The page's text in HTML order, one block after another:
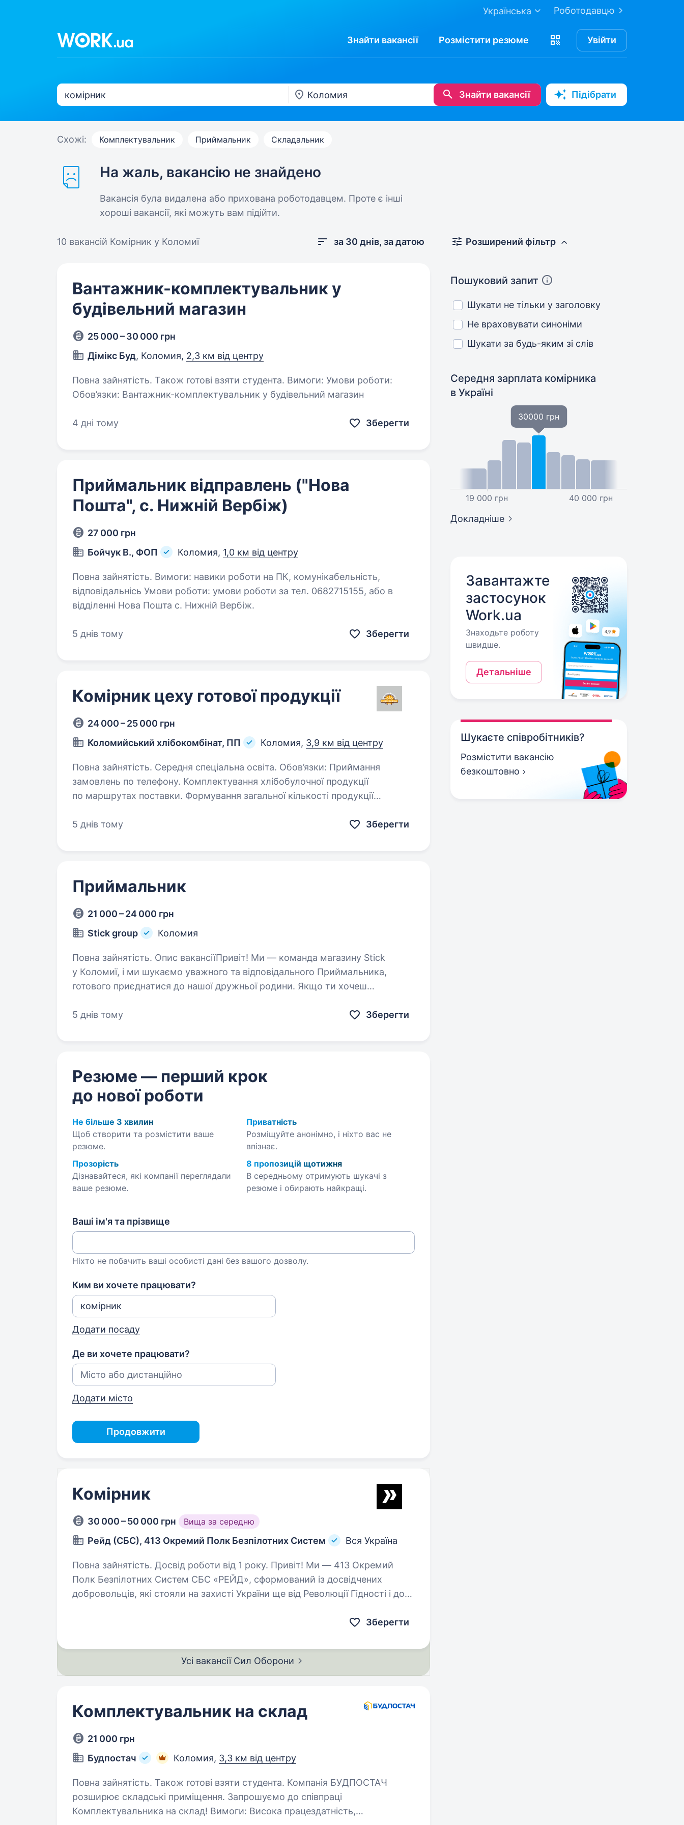
Роботодавцю
Українська
Знайти вакансії Розмістити резюме Увійти
Знайти вакансії Підібрати
Схожі: Комплектувальник Приймальник Складальник
На жаль, вакансію не знайдено
Вакансія була видалена або прихована роботодавцем. Проте є інші
хороші вакансії, які можуть вам підійти.
10 вакансій Комірник у Коломиї за 30 днів, за датою
Вантажник-комплектувальник у
будівельний магазин
25 000 – 30 000 грн
Дімікс Буд, Коломия, 2,3 км від центру
Повна зайнятість. Також готові взяти студента. Вимоги: Умови роботи:
Обов’язки: Вантажник-комплектувальник у будівельний магазин
4 дні тому Зберегти
Приймальник відправлень ("Нова
Пошта", с. Нижній Вербіж)
27 000 грн
Бойчук В., ФОП
Коломия, 1,0 км від центру
Повна зайнятість. Вимоги: навики роботи на ПК, комунікабельність,
відповідальнісь Умови роботи: умови роботи за тел. 0682715155, або в
відділенні Нова Пошта с. Нижній Вербіж.
5 днів тому Зберегти
Комірник цеху готової продукції
24 000 – 25 000 грн
Коломийський хлібокомбінат, ПП
Коломия, 3,9 км від центру
Повна зайнятість. Середня спеціальна освіта. Обов’язки: Приймання
замовлень по телефону. Комплектування хлібобулочної продукції
по маршрутах поставки. Формування загальної кількості продукції
5 днів тому
Зберегти
Приймальник
21 000 – 24 000 грн
Stick group
Коломия
Повна зайнятість. Опис вакансіїПривіт! Ми — команда магазину Stick
у Коломиї, і ми шукаємо уважного та відповідального Приймальника,
готового приєднатися до нашої дружньої родини. Якщо ти хочеш
5 днів тому
Зберегти
Резюме — перший крок
до нової роботи
Не більше 3 хвилин
Щоб створити та розмістити ваше
резюме.
Приватність
Розміщуйте анонімно, і ніхто вас не
впізнає.
Прозорість
Дізнавайтеся, які компанії переглядали
ваше резюме.
8 пропозицій щотижня
В середньому отримують шукачі з
резюме і обирають найкращі.
Ваші ім'я та прізвище
Ніхто не побачить ваші особисті дані без вашого дозволу.
Ким ви хочете працювати?
Додати посаду
Де ви хочете працювати?
Додати місто
Продовжити
Комірник
30 000 – 50 000 грн Вища за середню
Рейд (СБС), 413 Окремий Полк Безпілотних Систем Вся Україна
Повна зайнятість. Досвід роботи від 1 року. Привіт! Ми — 413 Окремий
Полк Безпілотних Систем СБС «РЕЙД», сформований із досвідчених
добровольців, які стояли на захисті України ще від Революції Гідності і досі
Зберегти
Усі вакансії Сил Оборони
Комплектувальник на склад
21 000 грн
Будпостач
Коломия, 3,3 км від центру
Повна зайнятість. Також готові взяти студента. Компанія БУДПОСТАЧ
розширює складські приміщення. Запрошуємо до співпраці
Комплектувальника на склад! Вимоги: Висока працездатність,
Розширений фільтр
Пошуковий запит
Шукати не тільки у заголовку
Не враховувати синоніми
Шукати за будь-яким зі слів
Середня зарплата комірника
в Україні
19 000 грн
30000 грн
40 000 грн
Докладніше
Завантажте
застосунок
Work.ua
Знаходьте роботу
швидше.
Детальніше
Шукаєте співробітників?
Розмістити вакансію
безкоштовно